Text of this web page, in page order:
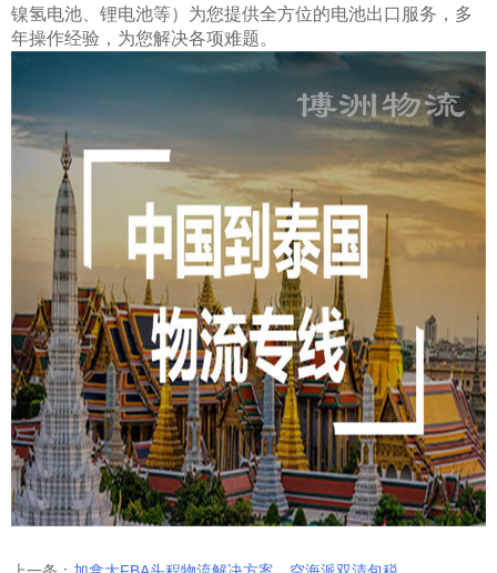
镍氢电池、锂电池等）为您提供全方位的电池出口服务，多
年操作经验，为您解决各项难题。